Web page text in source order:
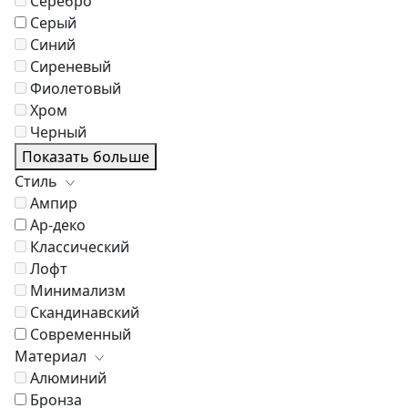
Серый
Синий
Сиреневый
Фиолетовый
Хром
Черный
Показать больше
Стиль
Ампир
Ар-деко
Классический
Лофт
Минимализм
Скандинавский
Современный
Материал
Алюминий
Бронза